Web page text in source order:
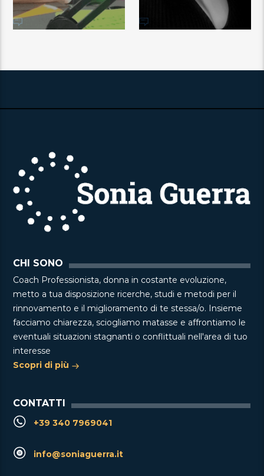
CHI SONO
Coach Professionista, donna in costante evoluzione,
metto a tua disposizione ricerche, studi e metodi per il
rinnovamento e il miglioramento di te stessa/o. Insieme
facciamo chiarezza, sciogliamo matasse e affrontiamo le
eventuali situazioni stagnanti o conflittuali nell'area di tuo
interesse
Scopri di più
CONTATTI
+39 340 7969041
info@soniaguerra.it